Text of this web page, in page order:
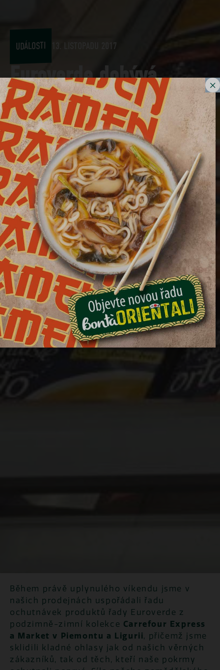
UDÁLOSTI 13. LISTOPADU 2017
Euroverde dobývá
prodejny Carrefour!
Během právě uplynulého víkendu jsme v
našich prodejnách uspořádali řadu
ochutnávek produktů řady Euroverde z
podzimně-zimní kolekce Carrefour Express
a Market v Piemontu a Ligurii, přičemž jsme
sklidili kladné ohlasy jak od našich věrných
zákazníků, tak od těch, kteří naše pokrmy